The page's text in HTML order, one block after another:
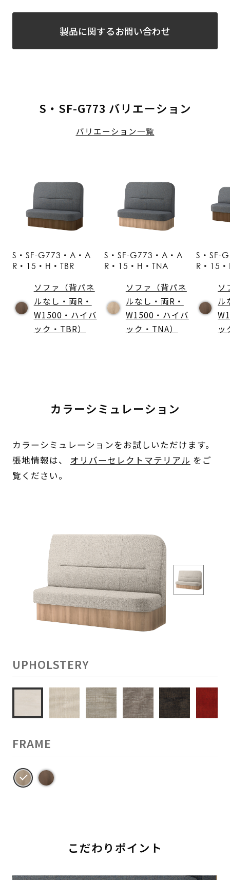
製品に関するお問い合わせ
S・SF-G773 バリエーション
バリエーション一覧
S・SF-G773・A・A
R・15・H・TBR
ソファ（背パネ
ルなし・両R・
W1500・ハイバ
ック・TBR）
S・SF-G773・A・A
R・15・H・TNA
ソファ（背パネ
ルなし・両R・
W1500・ハイバ
ック・TNA）
S・SF-
R・15・
ソ
ル
ッ
カラーシミュレーション
カラーシミュレーションをお試しいただけます。
張地情報は、 オリバーセレクトマテリアル をご
覧ください。
UPHOLSTERY
FRAME
こだわりポイント